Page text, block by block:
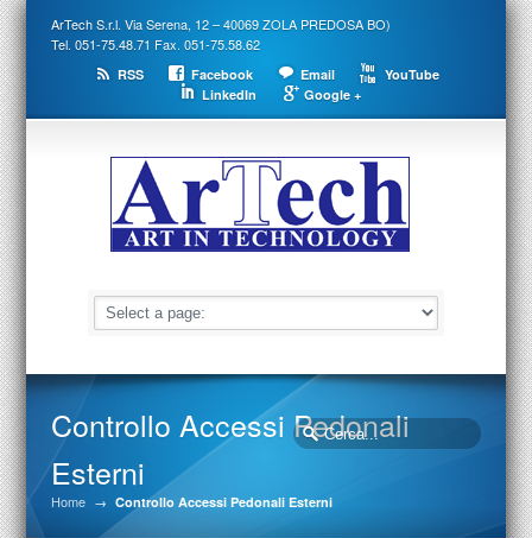
ArTech S.r.l. Via Serena, 12 – 40069 ZOLA PREDOSA BO)
Tel. 051-75.48.71 Fax. 051-75.58.62
RSS Facebook Email
YouTube
LinkedIn
Google +
Controllo Accessi Pedonali
Esterni
Home → Controllo Accessi Pedonali Esterni